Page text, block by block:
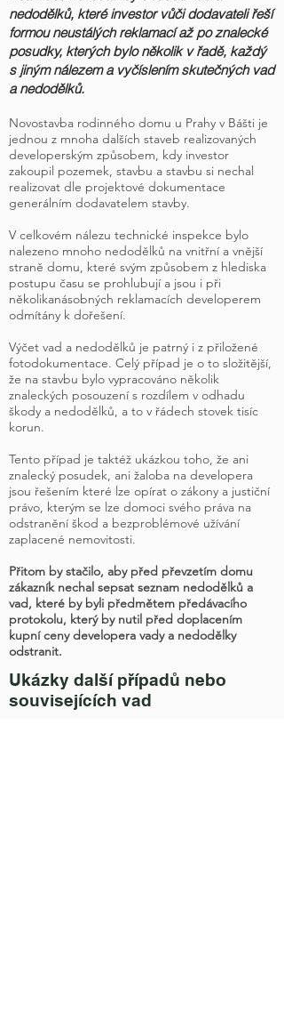
nedodělků, které investor vůči dodavateli řeší
formou neustálých reklamací až po znalecké
posudky, kterých bylo několik v řadě, každý
s jiným nálezem a vyčíslením skutečných vad
a nedodělků.
Novostavba rodinného domu u Prahy v Bášti je
jednou z mnoha dalších staveb realizovaných
developerským způsobem, kdy investor
zakoupil pozemek, stavbu a stavbu si nechal
realizovat dle projektové dokumentace
generálním dodavatelem stavby.
V celkovém nálezu technické inspekce bylo
nalezeno mnoho nedodělků na vnitřní a vnější
straně domu, které svým způsobem z hlediska
postupu času se prohlubují a jsou i při
několikanásobných reklamacích developerem
odmítány k dořešení.
Výčet vad a nedodělků je patrný i z přiložené
fotodokumentace. Celý případ je o to složitější,
že na stavbu bylo vypracováno několik
znaleckých posouzení s rozdílem v odhadu
škody a nedodělků, a to v řádech stovek tisíc
korun.
Tento případ je taktéž ukázkou toho, že ani
znalecký posudek, ani žaloba na developera
jsou řešením které lze opírat o zákony a justiční
právo, kterým se lze domoci svého práva na
odstranění škod a bezproblémové užívání
zaplacené nemovitosti.
Přitom by stačilo, aby před převzetím domu
zákazník nechal sepsat seznam nedodělků a
vad, které by byli předmětem předávacího
protokolu, který by nutil před doplacením
kupní ceny developera vady a nedodělky
odstranit.
Ukázky další případů nebo
souvisejících vad